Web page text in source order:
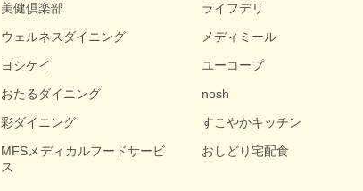
美健倶楽部
ウェルネスダイニング
ヨシケイ
おたるダイニング
彩ダイニング
MFSメディカルフードサービ
ス
ライフデリ
メディミール
ユーコープ
nosh
すこやかキッチン
おしどり宅配食